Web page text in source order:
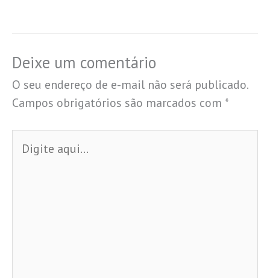
Deixe um comentário
O seu endereço de e-mail não será publicado.
Campos obrigatórios são marcados com *
aqui...